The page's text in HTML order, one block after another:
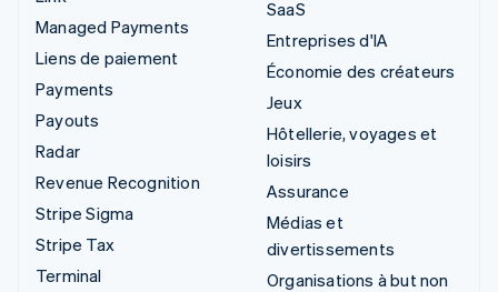
Managed Payments
Liens de paiement
Payments
Payouts
Radar
Revenue Recognition
Stripe Sigma
Stripe Tax
Terminal
SaaS
Entreprises d'IA
Économie des créateurs
Jeux
Hôtellerie, voyages et
loisirs
Assurance
Médias et
divertissements
Organisations à but non